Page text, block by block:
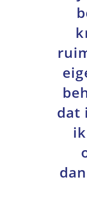
dat